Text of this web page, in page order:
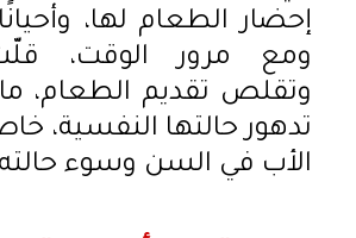
إحضار الطعام لها،
ومع مرور الوقت، قلّت
وتقلص تقديم الطعام،
تدهور حالتها النفسية،
الأب في السن وسوء